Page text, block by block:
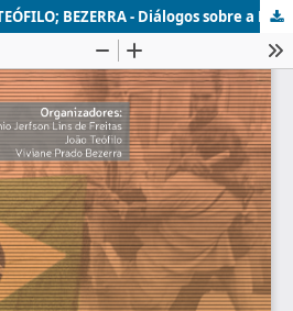
Ebook 2021 - FREITAS; TEÓFILO; BEZERRA - Diálogos sobre a Ditadura_Cap1.pdf